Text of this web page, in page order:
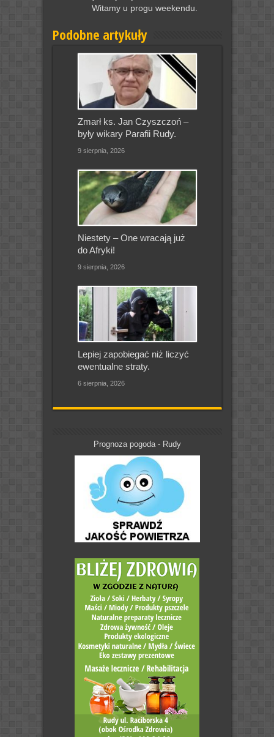
Witamy u progu weekendu.
Podobne artykuły
Zmarł ks. Jan Czyszczoń –
były wikary Parafii Rudy.
9 sierpnia, 2026
Niestety – One wracają już
do Afryki!
9 sierpnia, 2026
Lepiej zapobiegać niż liczyć
ewentualne straty.
6 sierpnia, 2026
Prognoza pogoda - Rudy